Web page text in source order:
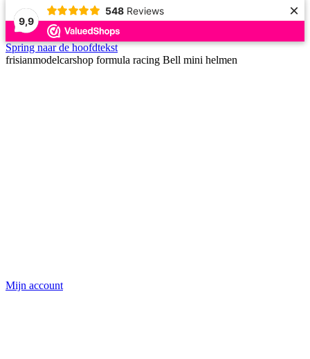
9,9
548 Reviews ×
Spring naar de hoofdtekst
frisianmodelcarshop formula racing Bell mini helmen
Mijn account